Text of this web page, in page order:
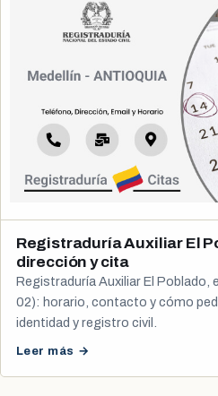
Registraduría Auxiliar El
dirección y cita
Registraduría Auxiliar El Poblado,
02): horario, contacto y cómo
identidad y registro civil.
Leer más →